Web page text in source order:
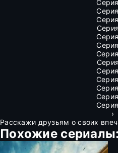
›
Расскажи друзьям о своих
Похожие сериалы: